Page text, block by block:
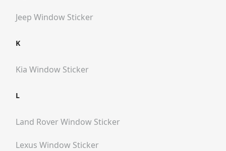
Jeep Window Sticker
K
Kia Window Sticker
L
Land RoverWindow Sticker
Lexus Window Sticker